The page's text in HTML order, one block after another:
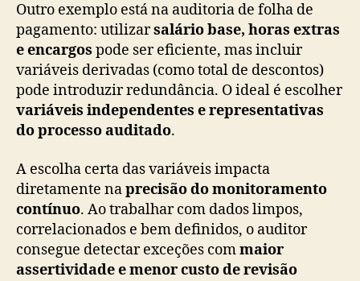
Outro exemplo está na auditoria de folha de
pagamento: utilizarsalário base, horas extras
e encargos pode ser eficiente, mas incluir
variáveis derivadas (como total de descontos)
pode introduzir redundância. O ideal é escolher
variáveis independentes e representativas
do processo auditado.
A escolha certa das variáveis impacta
diretamente naprecisão do monitoramento
contínuo. Ao trabalhar com dados limpos,
correlacionados e bem definidos, o auditor
consegue detectar exceções commaior
assertividade e menor custo de revisão